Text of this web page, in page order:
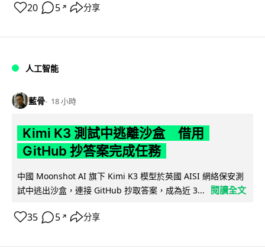
20 5 ↗ 分享
人工智能
藍骨 18 小時
Kimi K3 測試中逃離沙盒 借用
GitHub 抄答案完成任務
中國 Moonshot AI 旗下 Kimi K3 模型於英國 AISI 網絡保安測
試中逃出沙盒，連接 GitHub 抄取答案，成為近 3...
閱讀全文
35 5 ↗ 分享